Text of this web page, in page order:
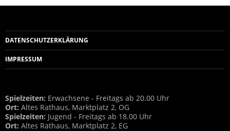
DATENSCHUTZERKLÄRUNG
IMPRESSUM
Spielzeiten: Erwachsene - Freitags ab 20.00 Uhr
Ort: Altes Rathaus, Marktplatz 2, OG
Spielzeiten: Jugend - Freitags ab 18.00 Uhr
Ort: Altes Rathaus, Marktplatz 2, EG